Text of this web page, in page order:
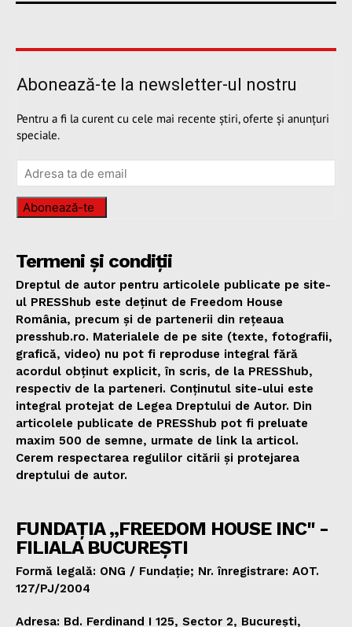
Abonează-te la newsletter-ul nostru
Pentru a fi la curent cu cele mai recente știri, oferte și anunțuri
speciale.
Abonează-te
Termeni și condiții
Dreptul de autor pentru articolele publicate pe site-
ul PRESShub este deținut de Freedom House
România, precum și de partenerii din rețeaua
presshub.ro. Materialele de pe site (texte, fotografii,
grafică, video) nu pot fi reproduse integral fără
acordul obținut explicit, în scris, de la PRESShub,
respectiv de la parteneri. Conținutul site-ului este
integral protejat de Legea Dreptului de Autor. Din
articolele publicate de PRESShub pot fi preluate
maxim 500 de semne, urmate de link la articol.
Cerem respectarea regulilor citării și protejarea
dreptului de autor.
FUNDAȚIA „FREEDOM HOUSE INC" -
FILIALA BUCUREȘTI
Formă legală: ONG / Fundație; Nr. înregistrare: AOT.
127/PJ/2004
Adresa: Bd. Ferdinand I 125, Sector 2, București,